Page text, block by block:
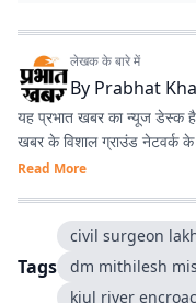
लेखक के बारे में
By Prabhat
यह प्रभात खबर का न्यूज डेस्क
खबर के विशाल ग्राउंड नेटवर्क के
Read More
Tags
civil surgeon
dm mithilesh
kiul river